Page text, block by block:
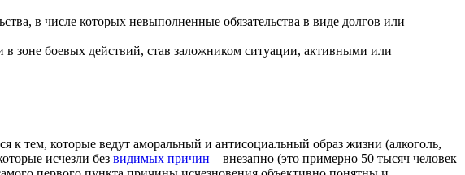
в числе которых невыполненные обязательства в виде долгов или
зоне боевых действий, став заложником ситуации, активными или
к тем, которые ведут аморальный и антисоциальный образ жизни (алкоголь,
исчезли без видимых причин – внезапно (это примерно 50 тысяч человек